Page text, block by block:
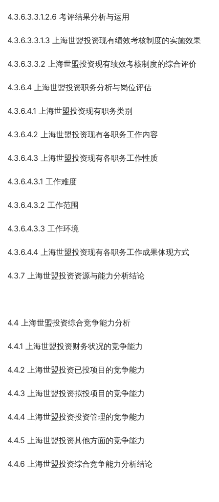
4.3.6.3.3.1.2.6 考评结果分析与运用
4.3.6.3.3.1.3 上海世盟投资现有绩效考核制度的实施效果
4.3.6.3.3.2 上海世盟投资现有绩效考核制度的综合评价
4.3.6.4 上海世盟投资职务分析与岗位评估
4.3.6.4.1 上海世盟投资现有职务类别
4.3.6.4.2 上海世盟投资现有各职务工作内容
4.3.6.4.3 上海世盟投资现有各职务工作性质
4.3.6.4.3.1 工作难度
4.3.6.4.3.2 工作范围
4.3.6.4.3.3 工作环境
4.3.6.4.4 上海世盟投资现有各职务工作成果体现方式
4.3.7 上海世盟投资资源与能力分析结论
4.4 上海世盟投资综合竞争能力分析
4.4.1 上海世盟投资财务状况的竞争能力
4.4.2 上海世盟投资已投项目的竞争能力
4.4.3 上海世盟投资拟投项目的竞争能力
4.4.4 上海世盟投资投资管理的竞争能力
4.4.5 上海世盟投资其他方面的竞争能力
4.4.6 上海世盟投资综合竞争能力分析结论